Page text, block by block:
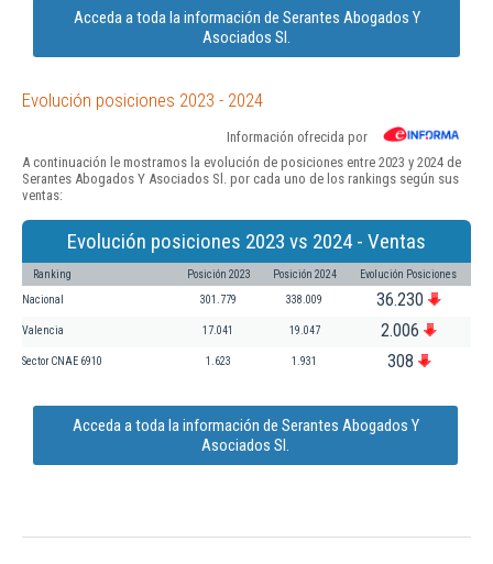
Acceda a toda la información de Serantes Abogados Y
Asociados Sl.
Evolución posiciones 2023 - 2024
Información ofrecida por
A continuación le mostramos la evolución de posiciones entre 2023 y 2024 de
Serantes Abogados Y Asociados Sl. por cada uno de los rankings según sus
ventas:
Evolución posiciones 2023 vs 2024 - Ventas
Ranking Posición 2023 Posición 2024 Evolución Posiciones
Nacional 301.779 338.009 36.230
Valencia 17.041 19.047 2.006
Sector CNAE 6910 1.623 1.931 308
Acceda a toda la información de Serantes Abogados Y
Asociados Sl.